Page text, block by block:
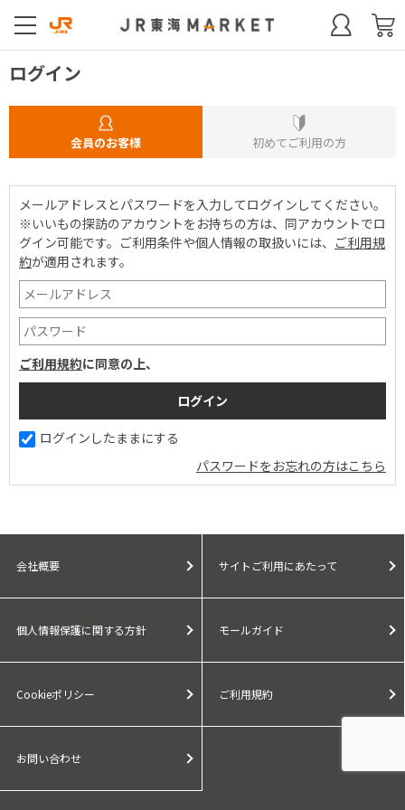
ログイン
会員のお客様 初めてご利用の方
メールアドレスとパスワードを入力してログインしてください。
※いいもの探訪のアカウントをお持ちの方は、同アカウントでロ
グイン可能です。 ご利用条件や個人情報の取扱いには、 ご利用規
約が適用されます。
ご利用規約に同意の上、
ログインしたままにする
パスワードをお忘れの方はこちら
会社概要 サイトご利用にあたって
個人情報保護に関する方針 モールガイド
Cookieポリシー ご利用規約
お問い合わせ